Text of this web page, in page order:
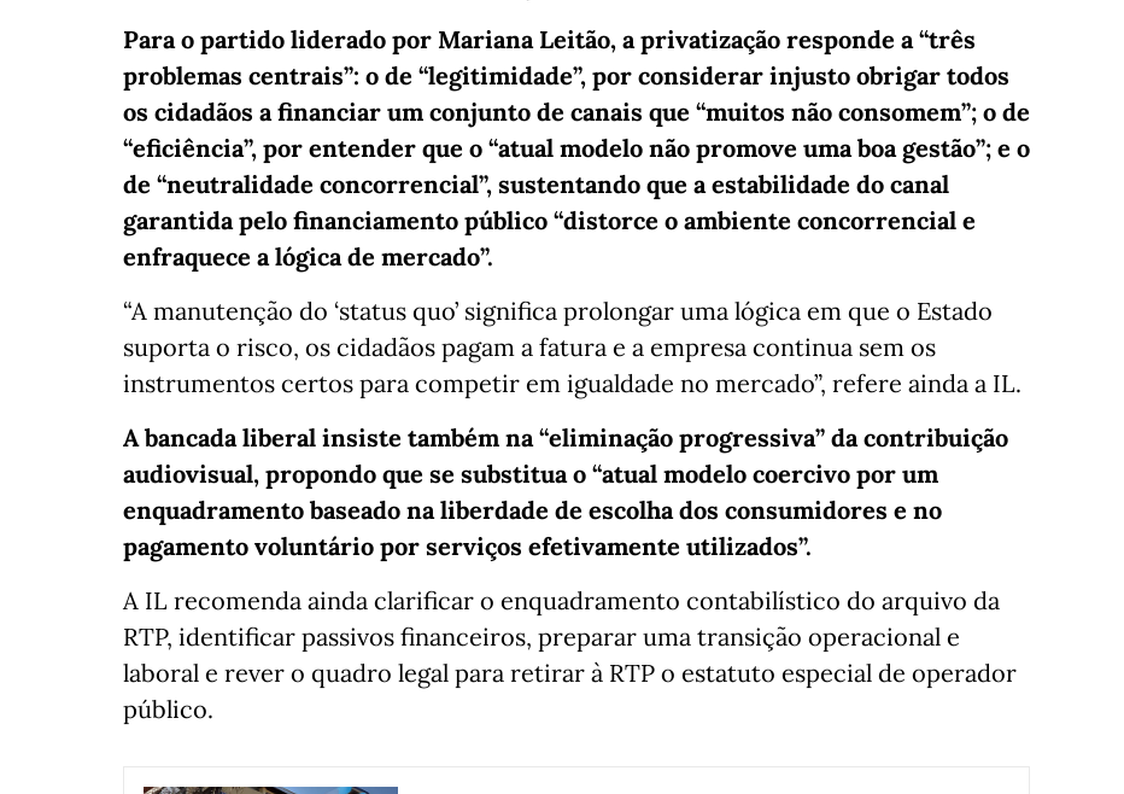
Para o partido liderado por Mariana Leitão, a privatização responde a “três
problemas centrais”: o de “legitimidade”, por considerar injusto obrigar todos
os cidadãos a financiar um conjunto de canais que “muitos não consomem”; o de
“eficiência”, por entender que o “atual modelo não promove uma boa gestão”; e o
de “neutralidade concorrencial”, sustentando que a estabilidade do canal
garantida pelo financiamento público “distorce o ambiente concorrencial e
enfraquece a lógica de mercado”.
“A manutenção do ‘status quo’ significa prolongar uma lógica em que o Estado
suporta o risco, os cidadãos pagam a fatura e a empresa continua sem os
instrumentos certos para competir em igualdade no mercado”, refere ainda a IL.
A bancada liberal insiste também na “eliminação progressiva” da contribuição
audiovisual, propondo que se substitua o “atual modelo coercivo por um
enquadramento baseado na liberdade de escolha dos consumidores e no
pagamento voluntário por serviços efetivamente utilizados”.
A IL recomenda ainda clarificar o enquadramento contabilístico do arquivo da
RTP, identificar passivos financeiros, preparar uma transição operacional e
laboral e rever o quadro legal para retirar à RTP o estatuto especial de operador
público.